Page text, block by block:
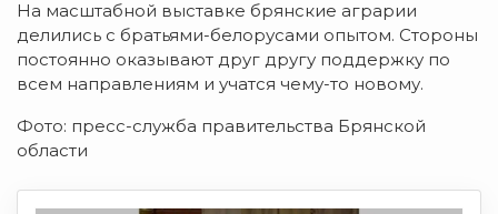
На масштабной выставке брянские аграрии
делились с братьями-белорусами опытом. Стороны
постоянно оказывают друг другу поддержку по
всем направлениям и учатся чему-то новому.
Фото: пресс-служба правительства Брянской
области